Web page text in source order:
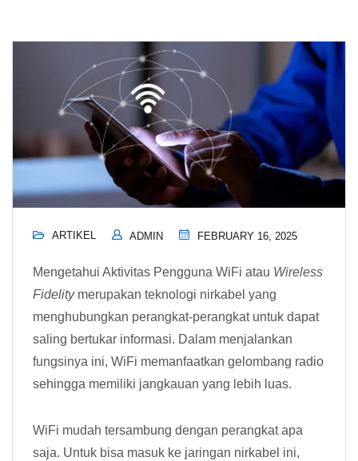
ARTIKEL ADMIN FEBRUARY 16, 2025
Mengetahui Aktivitas Pengguna WiFi atau Wireless
Fidelitymerupakan teknologi nirkabel yang
menghubungkan perangkat-perangkat untuk dapat
saling bertukar informasi. Dalam menjalankan
fungsinya ini, WiFi memanfaatkan gelombang radio
sehingga memiliki jangkauan yang lebih luas.
WiFi mudah tersambung dengan perangkat apa
saja. Untuk bisa masuk ke jaringan nirkabel ini,